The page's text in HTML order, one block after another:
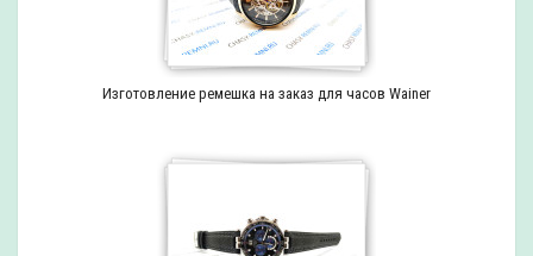
Изготовление ремешка на заказ для часов Wainer